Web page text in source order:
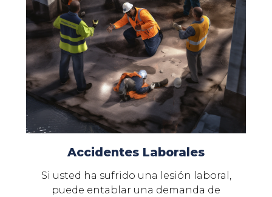
Accidentes Laborales
Si usted ha sufrido una lesión laboral,
puede entablar una demanda de